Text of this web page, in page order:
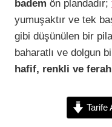
o
k
e
s
t
p
p
badem ön plandadır;
yumuşaktır ve tek
gibi düşünülen bir
baharatlı ve dolgun
hafif, renkli ve ferah
Tarife